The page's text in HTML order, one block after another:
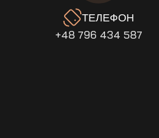
ТЕЛЕФОН
+48 796 434 587